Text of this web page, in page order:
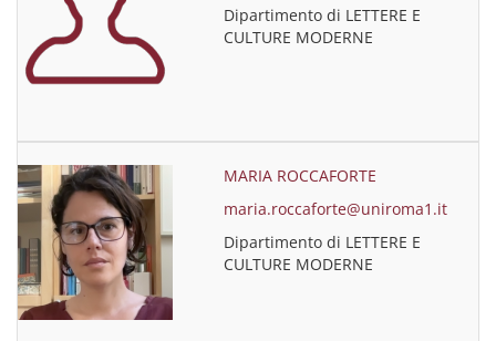
Dipartimento di LETTERE E
CULTURE MODERNE
MARIA ROCCAFORTE
maria.roccaforte@uniroma1.it
Dipartimento di LETTERE E
CULTURE MODERNE